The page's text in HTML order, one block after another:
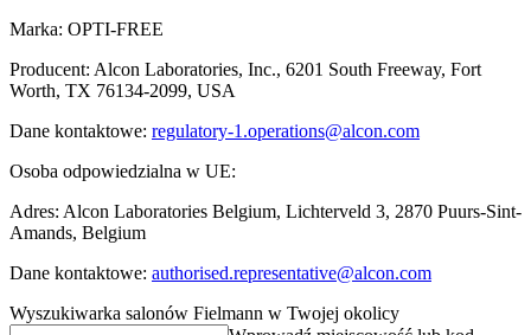
Marka: OPTI-FREE
Producent: Alcon Laboratories, Inc., 6201 South Freeway, Fort
Worth, TX 76134-2099, USA
Dane kontaktowe: regulatory-1.operations@alcon.com
Osoba odpowiedzialna w UE:
Adres: Alcon Laboratories Belgium, Lichterveld 3, 2870 Puurs-Sint-
Amands, Belgium
Dane kontaktowe: authorised.representative@alcon.com
Wyszukiwarka salonów Fielmann w Twojej okolicy